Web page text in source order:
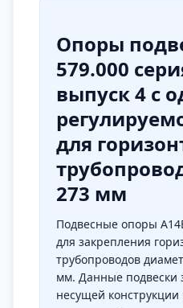
Опоры
579.000
выпуск 4 с
для
273 мм
Подвесные опоры
для закрепления
трубопроводов
мм. Данные подвески
несущей